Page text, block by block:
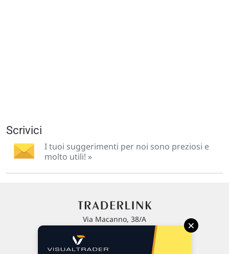
Scrivici
I tuoi suggerimenti per noi sono preziosi e
molto utili! »
Via Macanno, 38/A
P.IVA 02 452 460 401
×